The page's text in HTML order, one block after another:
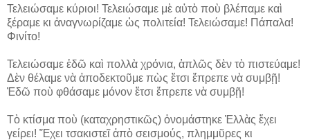
Τελειώσαμε κύριοι! Τελειώσαμε μὲ αὐτὸ ποὺ βλέπαμε καὶ
ξέραμε κι ἀναγνωρίζαμε ὡς πολιτεία! Τελειώσαμε! Πάπαλα!
Φινίτο!
Τελειώσαμε ἐδῶ καὶ πολλὰ χρόνια, ἁπλῶς δὲν τὸ πιστεύαμε!
Δὲν θέλαμε νὰ ἀποδεκτοῦμε πὼς ἔτσι ἔπρεπε νὰ συμβῇ!
Ἐδῶ ποὺ φθάσαμε μόνον ἔτσι ἔπρεπε νὰ συμβῇ!
Τὸ κτίσμα ποὺ (καταχρηστικῶς) ὀνομάστηκε Ἑλλὰς ἔχει
γείρει! Ἔχει τσακιστεῖ ἀπὸ σεισμούς, πλημμῦρες κι